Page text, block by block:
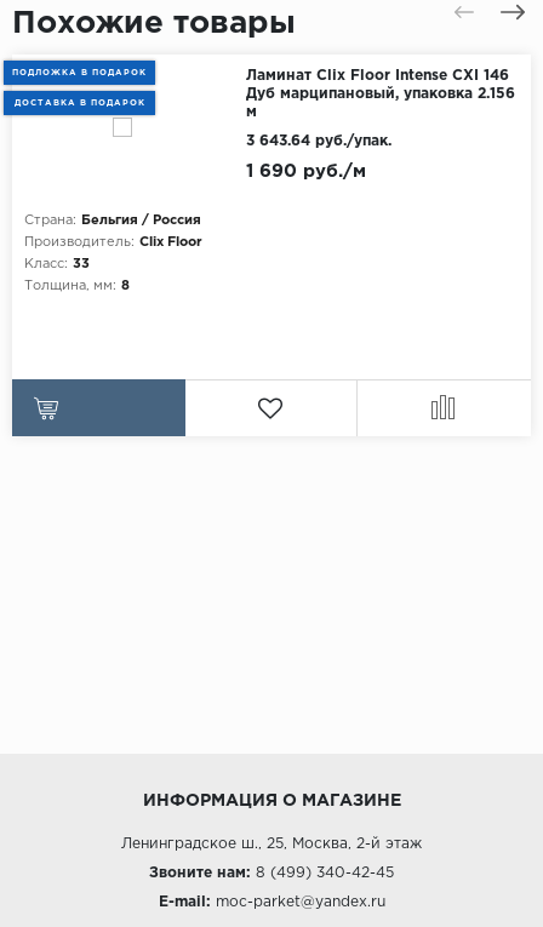
Похожие товары
ПОДЛОЖКА В ПОДАРОК
ДОСТАВКА В ПОДАРОК
Ламинат Clix Floor Intense CXI 146
Дуб марципановый, упаковка 2.156
м
Страна:
Бельгия / Россия
Производитель: Clix Floor
Класс: 33
Толщина, мм: 8
1 690 руб./м
3 643.64 руб./упак.
ИНФОРМАЦИЯ О МАГАЗИНЕ
Ленинградское ш., 25, Москва, 2-й этаж
Звоните нам: 8 (499) 340-42-45
E-mail: moc-parket@yandex.ru